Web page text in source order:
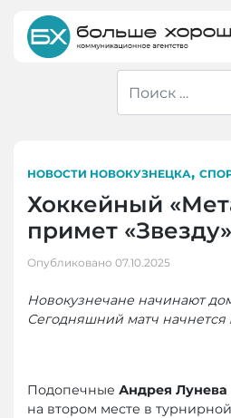
content
НОВОСТИ НОВОКУЗНЕЦКА,
Хоккейный
примет
Опубликовано 07.10.2025
Новокузнечане начинают
Сегодняшний матч начнется
Подопечные Андрея Лунева
на втором месте в